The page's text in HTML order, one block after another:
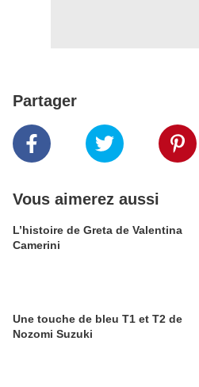
Partager
Vous aimerez aussi
L’histoire de Greta de Valentina
Camerini
Une touche de bleu T1 et T2 de
Nozomi Suzuki